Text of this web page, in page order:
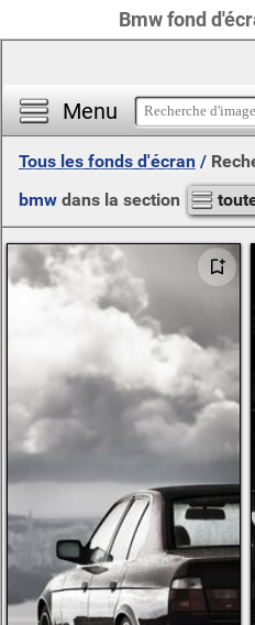
Bmw fond
Menu
Tous les fonds d'écran /
bmw dans la section